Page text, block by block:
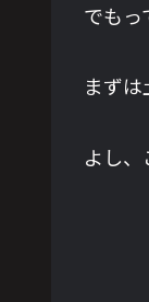
でもっ
まずは
よし